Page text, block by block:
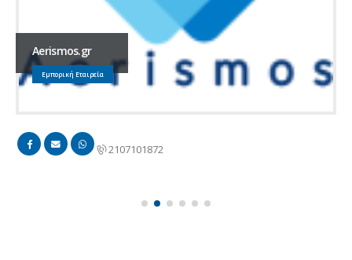
Aerismos.gr
Εμπορική Εταιρεία
2107101872